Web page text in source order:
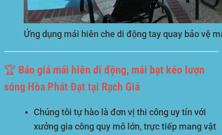
Ứng dụng mái hiên che di động tay quay bảo vệ
🏆 Báo giá mái hiên di động, mái bạt kéo lượn
sóng Hòa Phát Đạt tại Rạch Giá
Chúng tôi tự hào là đơn vị thi công uy tín với
xưởng gia công quy mô lớn, trực tiếp mang vật